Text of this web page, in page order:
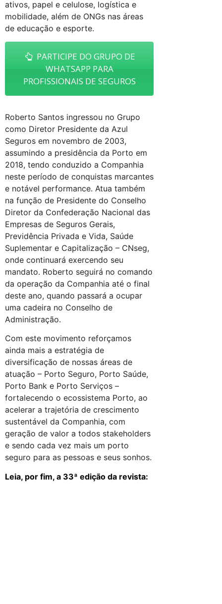
ativos, papel e celulose, logística e
mobilidade, além de ONGs nas áreas
de educação e esporte.
PARTICIPE DO GRUPO DE
WHATSAPP PARA
PROFISSIONAIS DE SEGUROS
Roberto Santos ingressou no Grupo
como Diretor Presidente da Azul
Seguros em novembro de 2003,
assumindo a presidência da Porto em
2018, tendo conduzido a Companhia
neste período de conquistas marcantes
e notável performance. Atua também
na função de Presidente do Conselho
Diretor da Confederação Nacional das
Empresas de Seguros Gerais,
Previdência Privada e Vida, Saúde
Suplementar e Capitalização – CNseg,
onde continuará exercendo seu
mandato. Roberto seguirá no comando
da operação da Companhia até o final
deste ano, quando passará a ocupar
uma cadeira no Conselho de
Administração.
Com este movimento reforçamos
ainda mais a estratégia de
diversificação de nossas áreas de
atuação – Porto Seguro, Porto Saúde,
Porto Bank e Porto Serviços –
fortalecendo o ecossistema Porto, ao
acelerar a trajetória de crescimento
sustentável da Companhia, com
geração de valor a todos stakeholders
e sendo cada vez mais um porto
seguro para as pessoas e seus sonhos.
Leia, por fim, a 33ª edição da revista: